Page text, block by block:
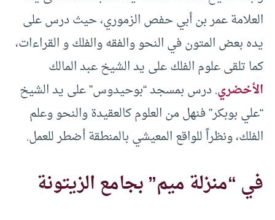
العلامة عمر بن أبي حفص الزموري، حيث درس على
يده بعض المتون في النحو والفقه والفلك و القراءات،
كما تلقى علوم الفلك على يد الشيخ عبد المالك
الأخضري. درس بمسجد “بوحيدوس” على يد الشيخ
“علي بوبكر” فنهل من العلوم كالعقيدة والنحو وعلم
الفلك، ونظراً للواقع المعيشي بالمنطقة أضطر للعمل.
في “منزلة ميم” بجامع الزيتونة